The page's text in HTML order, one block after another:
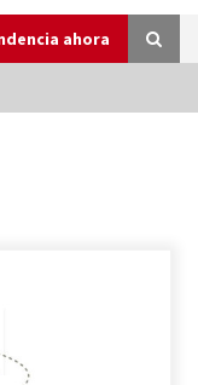
ahora
es lo mismo? Te
2023